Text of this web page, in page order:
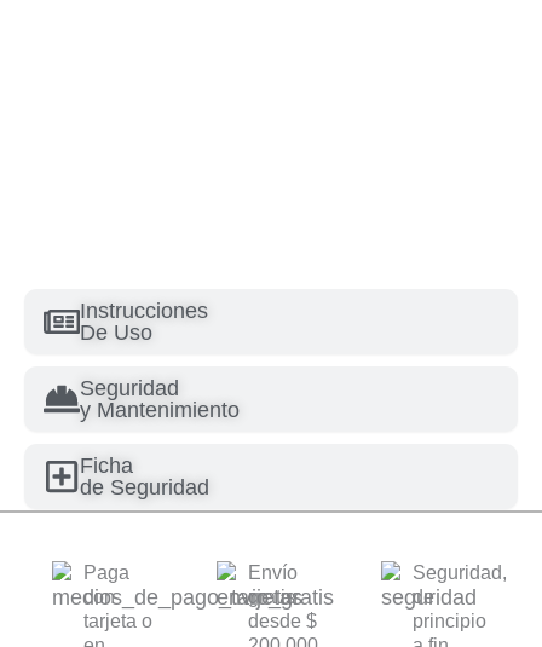
Instrucciones
De Uso
Seguridad
y Mantenimiento
Ficha
de Seguridad
Paga
con
tarjeta o
Envío
gratis
desde $
Seguridad,
de
principio